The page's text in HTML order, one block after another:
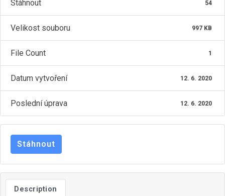
ZŠ ŽACLÉŘ
Stáhnout 54
Velikost souboru 997 KB
File Count 1
Datum vytvoření 12. 6. 2020
Poslední úprava 12. 6. 2020
Stáhnout
Description